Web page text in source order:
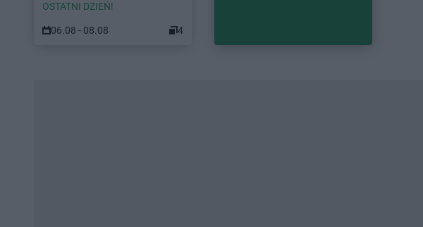
OSTATNI DZIEŃ!
06.08 - 08.08 4